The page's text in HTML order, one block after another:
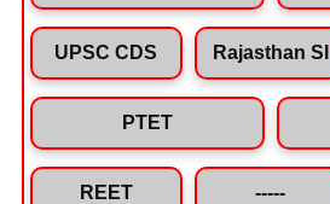
UPSC CDS Rajasthan SI
PTET
REET -----